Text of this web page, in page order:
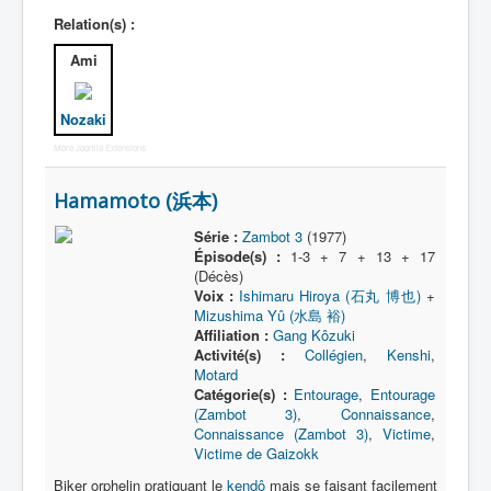
Politicien
Victime
Autre
Relation(s) :
Ami
Nozaki
More Joomla Extensions
Hamamoto (浜本)
Série : Zambot 3(1977)
Épisode(s) : 1-3 + 7 + 13 + 17
(Décès)
Voix : Ishimaru Hiroya (石丸 博也) +
Mizushima Yû (水島 裕)
Affiliation : Gang Kôzuki
Activité(s) :
Collégien, Kenshi,
Motard
Catégorie(s) : Entourage, Entourage
(Zambot 3), Connaissance,
Connaissance (Zambot 3), Victime,
Victime de Gaizokk
Biker orphelin pratiquant le kendô mais se faisant facilement